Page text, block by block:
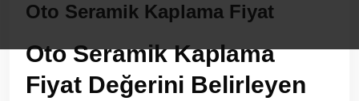
Oto Seramik Kaplama Fiyat
Oto Seramik Kaplama
Fiyat Değerini Belirleyen